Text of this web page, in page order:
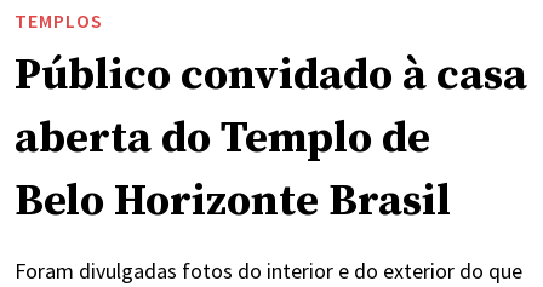
TEMPLOS
Público convidado à casa
aberta do Templo de
Belo Horizonte Brasil
Foram divulgadas fotos do interior e do exterior do que